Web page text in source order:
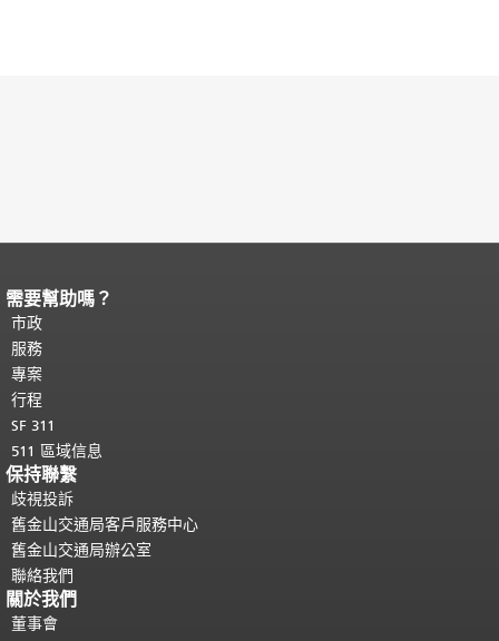
頁面內容結束。
都會重複顯示。
需要幫助嗎？
市政
服務
專案
行程
SF 311
511 區域信息
保持聯繫
歧視投訴
舊金山交通局客戶服務中心
舊金山交通局辦公室
聯絡我們
關於我們
董事會